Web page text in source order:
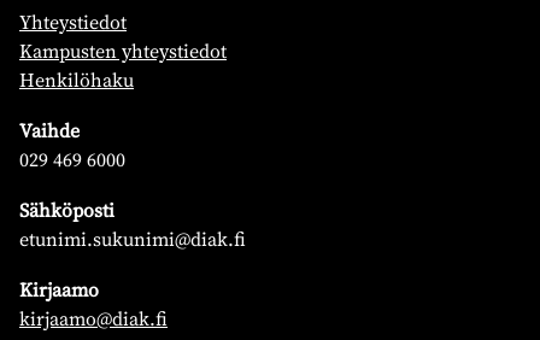
Yhteystiedot
Kampusten yhteystiedot
Henkilöhaku
Vaihde
029 469 6000
Sähköposti
etunimi.sukunimi@diak.fi
Kirjaamo
kirjaamo@diak.fi